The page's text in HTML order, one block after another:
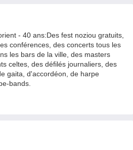
- 40 ans:Des fest noziou gratuits,
conférences, des concerts tous les
les bars de la ville, des masters
celtes, des défilés journaliers, des
gaita, d'accordéon, de harpe
bands.